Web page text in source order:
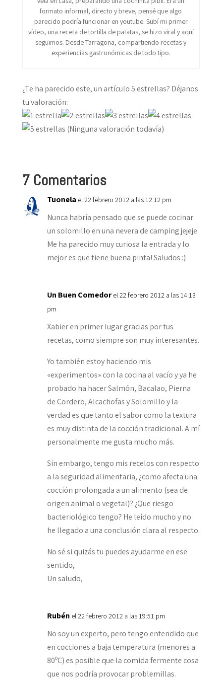
formato informal, directo y breve, pensé que algo
parecido podría funcionar en youtube. Subí mi primer
vídeo, una receta de tortilla de patatas, se hizo viral y aquí
seguimos. Desde Tarragona, compartiendo recetas y
experiencias gastronómicas de todo tipo.
¿Te ha parecido este, un artículo 5 estrellas? Déjanos
tu valoración:
(Ninguna valoración todavía)
7 Comentarios
Tuonela el 22 febrero 2012 a las 12:12 pm
Nunca habría pensado que se puede cocinar
un solomillo en una nevera de camping jejeje
Me ha parecido muy curiosa la entrada y lo
mejor es que tiene buena pinta! Saludos :)
Un Buen Comedor el 22 febrero 2012 a las 14:13
pm
Xabier en primer lugar gracias por tus
recetas, como siempre son muy interesantes.
Yo también estoy haciendo mis
«experimentos» con la cocina al vacío y ya he
probado ha hacer Salmón, Bacalao, Pierna
de Cordero, Alcachofas y Solomillo y la
verdad es que tanto el sabor como la textura
es muy distinta de la cocción tradicional. A mí
personalmente me gusta mucho más.
Sin embargo, tengo mis recelos con respecto
a la seguridad alimentaria, ¿como afecta una
cocción prolongada a un alimento (sea de
origen animal o vegetal)? ¿Que riesgo
bacteriológico tengo? He leído mucho y no
he llegado a una conclusión clara al respecto.
No sé si quizás tu puedes ayudarme en ese
sentido,
Un saludo,
Rubén el 22 febrero 2012 a las 19:51 pm
No soy un experto, pero tengo entendido que
en cocciones a baja temperatura (menores a
80ºC) es posible que la comida fermente cosa
que nos podría provocar problemillas.